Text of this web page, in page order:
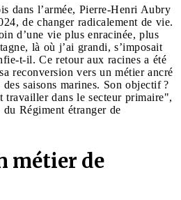
dans l’armée, Pierre-Henri Aubry
de changer radicalement de vie.
d’une vie plus enracinée, plus
là où j’ai grandi, s’imposait
t-il. Ce retour aux racines a été
reconversion vers un métier ancré
saisons marines. Son objectif ?
travailler dans le secteur primaire",
Régiment étranger de
métier de